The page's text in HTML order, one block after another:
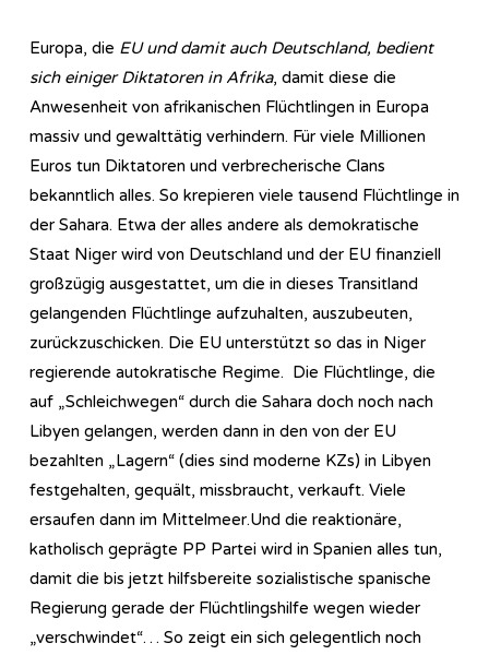
Europa, die EU und damit auch Deutschland, bedient
sich einiger Diktatoren in Afrika, damit diese die
Anwesenheit von afrikanischen Flüchtlingen in Europa
massiv und gewalttätig verhindern. Für viele Millionen
Euros tun Diktatoren und verbrecherische Clans
bekanntlich alles. So krepieren viele tausend Flüchtlinge in
der Sahara. Etwa der alles andere als demokratische
Staat Niger wird von Deutschland und der EU finanziell
großzügig ausgestattet, um die in dieses Transitland
gelangenden Flüchtlinge aufzuhalten, auszubeuten,
zurückzuschicken. Die EU unterstützt so das in Niger
regierende autokratische Regime. Die Flüchtlinge, die
auf „Schleichwegen“ durch die Sahara doch noch nach
Libyen gelangen, werden dann in den von der EU
bezahlten „Lagern“ (dies sind moderne KZs) in Libyen
festgehalten, gequält, missbraucht, verkauft. Viele
ersaufen dann im Mittelmeer.Und die reaktionäre,
katholisch geprägte PP Partei wird in Spanien alles tun,
damit die bis jetzt hilfsbereite sozialistische spanische
Regierung gerade der Flüchtlingshilfe wegen wieder
„verschwindet“… So zeigt ein sich gelegentlich noch